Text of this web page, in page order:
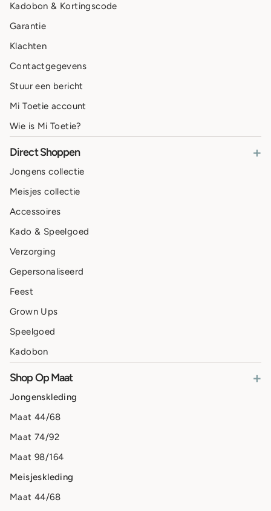
Kadobon & Kortingscode
Garantie
Klachten
Contactgegevens
Stuur een bericht
Mi Toetie account
Wie is Mi Toetie?
Direct Shoppen +
Jongens collectie
Meisjes collectie
Accessoires
Kado & Speelgoed
Verzorging
Gepersonaliseerd
Feest
Grown Ups
Speelgoed
Kadobon
Shop Op Maat +
Jongenskleding
Maat 44/68
Maat 74/92
Maat 98/164
Meisjeskleding
Maat 44/68